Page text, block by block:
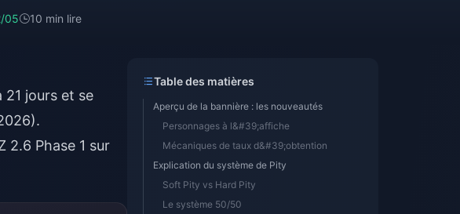
05 10 min lire
21 jours et se
2.6 Phase 1 sur
Table des matières
Aperçu de la bannière : les nouveautés
Personnages à l&#39;affiche
Mécaniques de taux d&#39;obtention
Explication du système de Pity
Soft Pity vs Hard Pity
Le système 50/50